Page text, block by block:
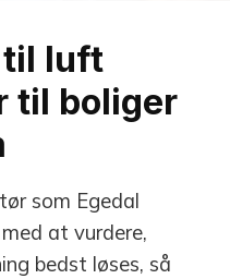
luft
til boliger
som Egedal
at vurdere,
bedst løses, så